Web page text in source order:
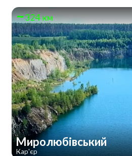
324 км
Миролюбівський
Кар'єр